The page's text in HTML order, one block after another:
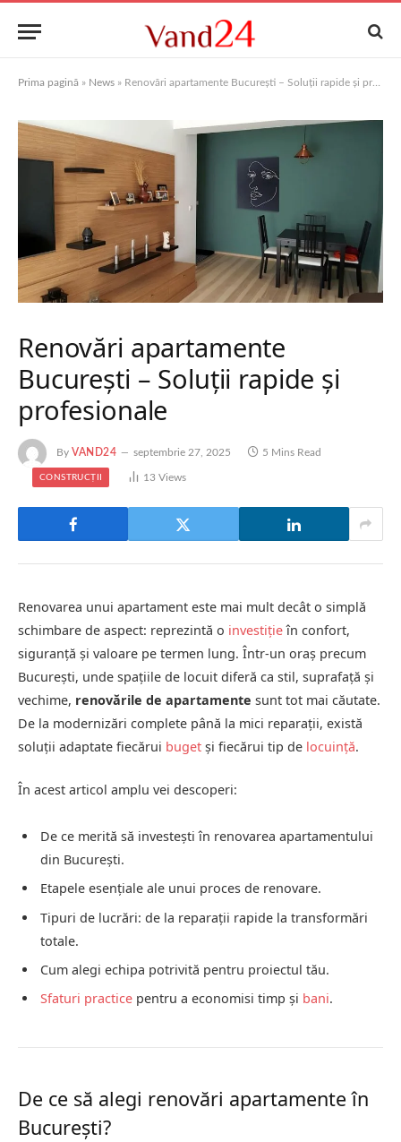
Prima pagină » News » Renovări apartamente București – Soluții rapide și profesionale
Renovări apartamente
București – Soluții rapide și
profesionale
By VAND24 septembrie 27, 2025 5 Mins Read
CONSTRUCȚII 13Views
Renovarea unui apartament este mai mult decât o simplă
schimbare de aspect: reprezintă o investițieîn confort,
siguranță și valoare pe termen lung. Într-un oraș precum
București, unde spațiile de locuit diferă ca stil, suprafață și
vechime, renovările de apartamente sunt tot mai căutate.
De la modernizări complete până la mici reparații, există
soluții adaptate fiecărui buget și fiecărui tip de locuință.
În acest articol amplu vei descoperi:
De ce merită să investești în renovarea apartamentului
din București.
Etapele esențiale ale unui proces de renovare.
Tipuri de lucrări: de la reparații rapide la transformări
totale.
Cum alegi echipa potrivită pentru proiectul tău.
Sfaturi practice pentru a economisi timp și bani.
De ce să alegi renovări apartamente în
București?